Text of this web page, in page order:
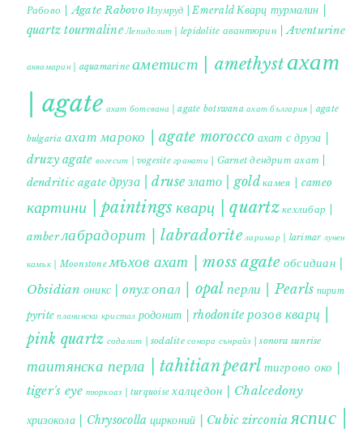
Рабово | Agate Rabovo Изумруд | Emerald Кварц турмалин |
quartz tourmaline Лепидолит | lepidolite авантюрин | Aventurine
аквамарин | aquamarine аметист | amethystахат
| agate ахат ботсвана | agate botswana ахат българия | agate
bulgaria ахат мароко | agate morocco ахат с друза |
druzy agate вогесит | vogesite гранати | Garnet дендрит ахат |
dendritic agate друза | druse злато | gold камея | cameo
картини | paintings кварц | quartzкехлибар |
amberлабрадорит | labradorite ларимар | larimar лунен
камък | Moonstone мъхов ахат | moss agate обсидиан |
Obsidian оникс | onyxопал | opal перли | Pearls пирит |
pyrite планински кристал родонит | rhodonite розов кварц |
pink quartz содалит | sodalite сонора сънрайз | sonora sunrise
таитянска перла | tahitian pearl тигрово око |
tiger's eye тюркоаз | turquoise халцедон | Chalcedony
хризокола | Chrysocolla цирконий | Cubic zirconia яспис |